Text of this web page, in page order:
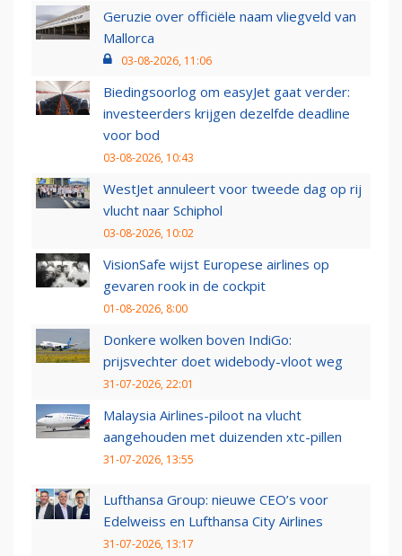
Geruzie over officiële naam vliegveld van
Mallorca
03-08-2026, 11:06
Biedingsoorlog om easyJet gaat verder:
investeerders krijgen dezelfde deadline
voor bod
03-08-2026, 10:43
WestJet annuleert voor tweede dag op rij
vlucht naar Schiphol
03-08-2026, 10:02
VisionSafe wijst Europese airlines op
gevaren rook in de cockpit
01-08-2026, 8:00
Donkere wolken boven IndiGo:
prijsvechter doet widebody-vloot weg
31-07-2026, 22:01
Malaysia Airlines-piloot na vlucht
aangehouden met duizenden xtc-pillen
31-07-2026, 13:55
Lufthansa Group: nieuwe CEO’s voor
Edelweiss en Lufthansa City Airlines
31-07-2026, 13:17